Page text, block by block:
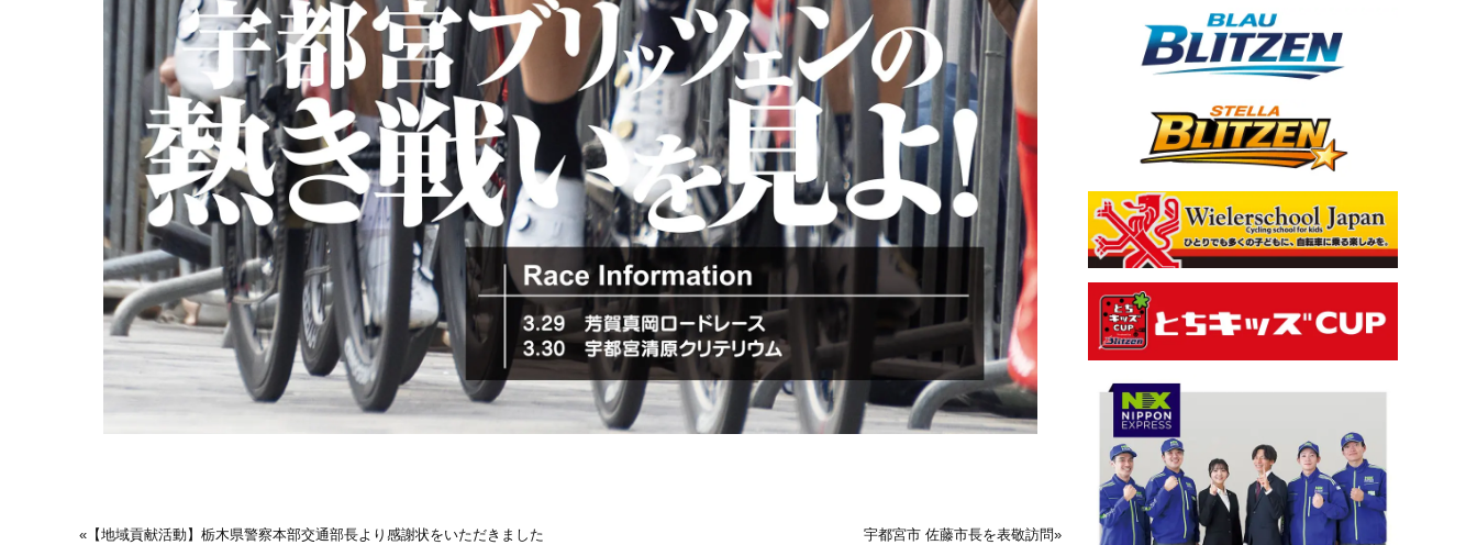
« 【地域貢献活動】栃木県警察本部交通部長より感謝状をいただきました 宇都宮市 佐藤市長を表敬訪問»